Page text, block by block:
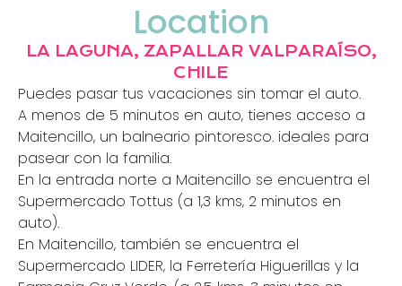
Location
LA LAGUNA, ZAPALLAR VALPARAÍSO,
CHILE
Puedes pasar tus vacaciones sin tomar el auto.
A menos de 5 minutos en auto, tienes acceso a
Maitencillo, un balneario pintoresco. ideales para
pasear con la familia.
En la entrada norte a Maitencillo se encuentra el
Supermercado Tottus (a 1,3 kms, 2 minutos en
auto).
En Maitencillo, también se encuentra el
Supermercado LIDER, la Ferretería Higuerillas y la